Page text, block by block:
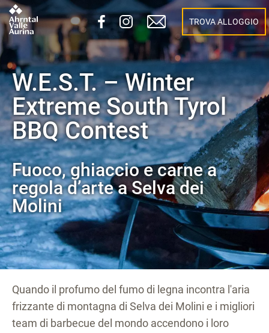
TROVA ALLOGGIO
W.E.S.T. – Winter
Extreme South Tyrol
BBQ Contest
Fuoco, ghiaccio e carne a
regola d’arte a Selva dei
Molini
Quando il profumo del fumo di legna incontra l'aria
frizzante di montagna di Selva dei Molini e i migliori
team di barbecue del mondo accendono i loro